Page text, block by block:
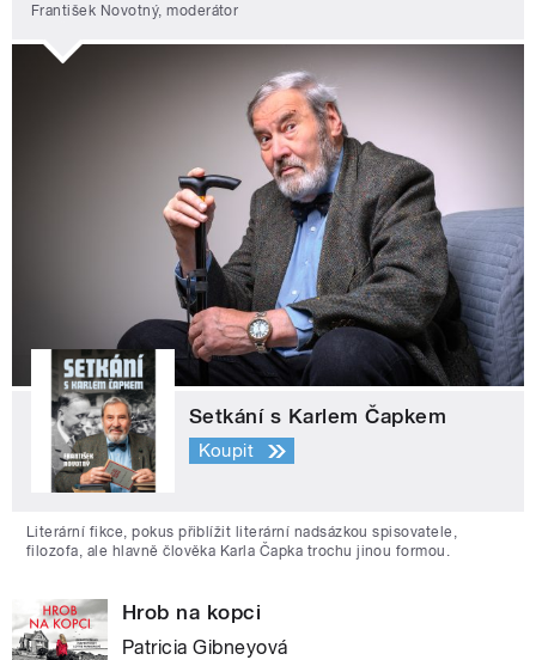
František Novotný, moderátor
Setkání s Karlem Čapkem
Koupit
Literární fikce, pokus přiblížit literární nadsázkou spisovatele,
filozofa, ale hlavně člověka Karla Čapka trochu jinou formou.
Hrob na kopci
Patricia Gibneyová